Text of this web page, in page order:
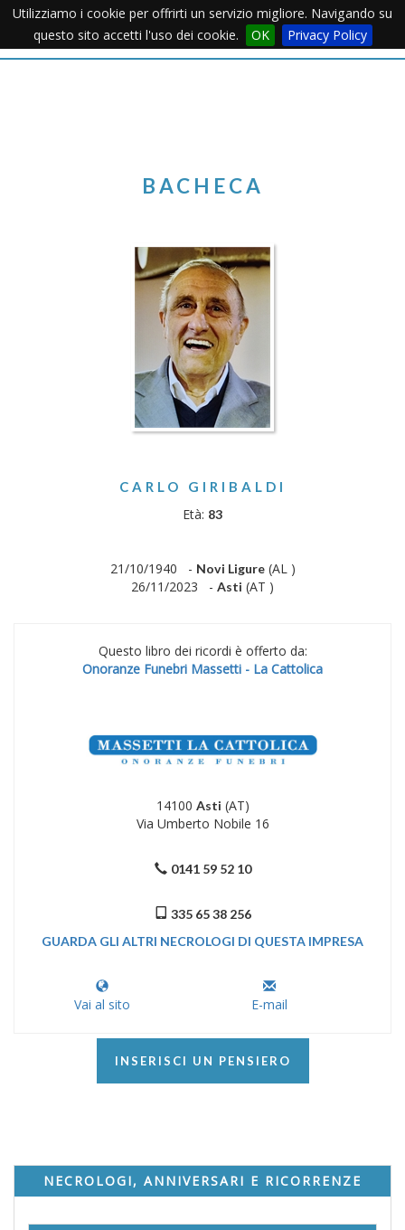
Utilizziamo i cookie per offrirti un servizio migliore. Navigando su
questo sito accetti l'uso dei cookie.
OK Privacy PolicyMenu
BACHECA
CARLO GIRIBALDI
Età: 83
21/10/1940 - Novi Ligure(AL )
26/11/2023 - Asti (AT )
Questo libro dei ricordi è offerto da:
Onoranze Funebri Massetti - La Cattolica
14100 Asti (AT)
Via Umberto Nobile 16
0141 59 52 10
335 65 38 256
GUARDA GLI ALTRI NECROLOGI DI QUESTA IMPRESA
Vai al sito E-mail
INSERISCI UN PENSIERO
NECROLOGI, ANNIVERSARI E RICORRENZE